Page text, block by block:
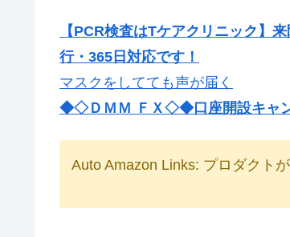
【PCR検査はTケアクリニック】
行・365日対応です！
マスクをしてても声が届く
◆◇ＤＭＭ ＦＸ◇◆口座開設キャン
Auto Amazon Links: プロダクト